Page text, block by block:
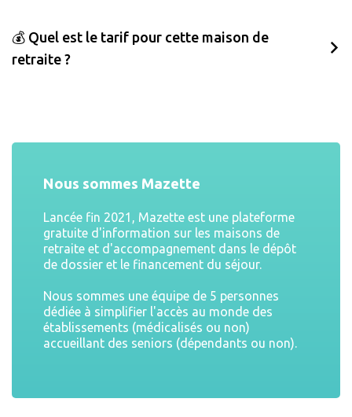
💰 Quel est le tarif pour cette maison de
retraite ?
Nous sommes Mazette
Lancée fin 2021, Mazette est une plateforme
gratuite d'information sur les maisons de
retraite et d'accompagnement dans le dépôt
de dossier et le financement du séjour.
Nous sommes une équipe de 5 personnes
dédiée à simplifier l'accès au monde des
établissements (médicalisés ou non)
accueillant des seniors (dépendants ou non).